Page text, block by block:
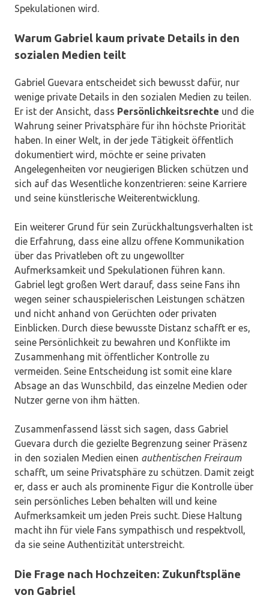
Spekulationen wird.
Warum Gabriel kaum private Details in den
sozialen Medien teilt
Gabriel Guevara entscheidet sich bewusst dafür, nur
wenige private Details in den sozialen Medien zu teilen.
Er ist der Ansicht, dass Persönlichkeitsrechte und die
Wahrung seiner Privatsphäre für ihn höchste Priorität
haben. In einer Welt, in der jede Tätigkeit öffentlich
dokumentiert wird, möchte er seine privaten
Angelegenheiten vor neugierigen Blicken schützen und
sich auf das Wesentliche konzentrieren: seine Karriere
und seine künstlerische Weiterentwicklung.
Ein weiterer Grund für sein Zurückhaltungsverhalten ist
die Erfahrung, dass eine allzu offene Kommunikation
über das Privatleben oft zu ungewollter
Aufmerksamkeit und Spekulationen führen kann.
Gabriel legt großen Wert darauf, dass seine Fans ihn
wegen seiner schauspielerischen Leistungen schätzen
und nicht anhand von Gerüchten oder privaten
Einblicken. Durch diese bewusste Distanz schafft er es,
seine Persönlichkeit zu bewahren und Konflikte im
Zusammenhang mit öffentlicher Kontrolle zu
vermeiden. Seine Entscheidung ist somit eine klare
Absage an das Wunschbild, das einzelne Medien oder
Nutzer gerne von ihm hätten.
Zusammenfassend lässt sich sagen, dass Gabriel
Guevara durch die gezielte Begrenzung seiner Präsenz
in den sozialen Medien einen authentischen Freiraum
schafft, um seine Privatsphäre zu schützen. Damit zeigt
er, dass er auch als prominente Figur die Kontrolle über
sein persönliches Leben behalten will und keine
Aufmerksamkeit um jeden Preis sucht. Diese Haltung
macht ihn für viele Fans sympathisch und respektvoll,
da sie seine Authentizität unterstreicht.
Die Frage nach Hochzeiten: Zukunftspläne
von Gabriel